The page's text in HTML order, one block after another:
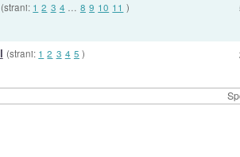
(strani: 1 2 3 4 … 8 9 10 11 )
(strani: 1 2 3 4 5 )